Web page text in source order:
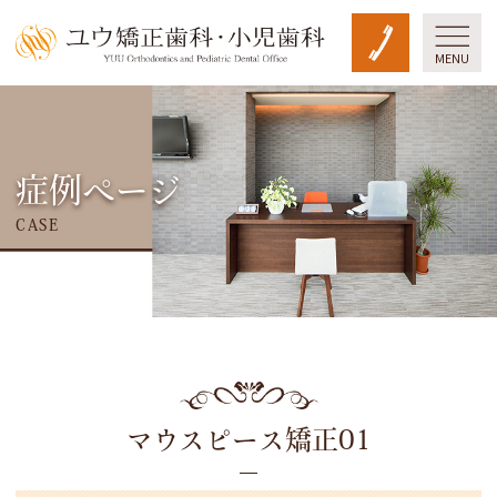
MENU
症例ページ
CASE
マウスピース矯正01